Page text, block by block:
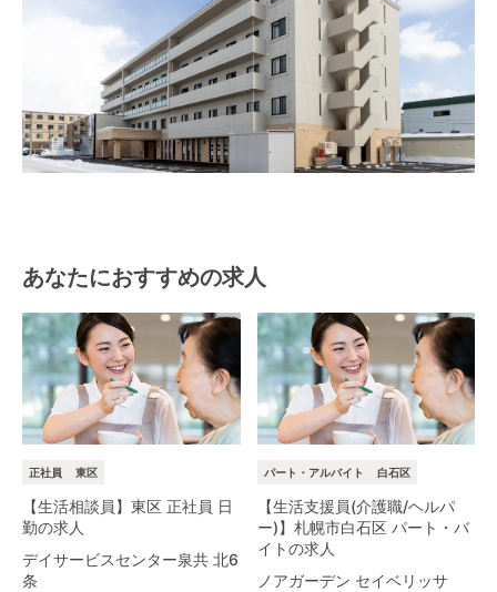
あなたにおすすめの求人
正社員 東区
【生活相談員】東区 正社員 日
勤の求人
デイサービスセンター泉共 北6
条
パート・アルバイト 白石区
【生活支援員(介護職/ヘルパ
ー)】札幌市白石区 パート・バ
イトの求人
ノアガーデン セイベリッサ